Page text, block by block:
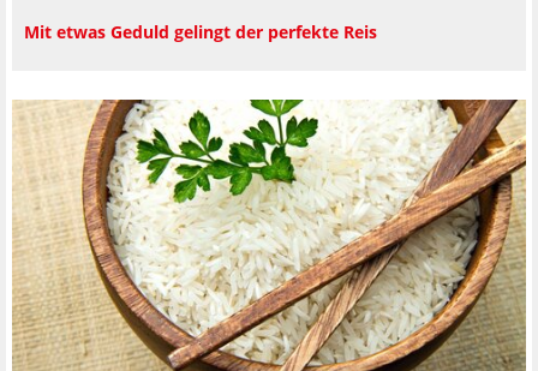
Mit etwas Geduld gelingt der perfekte Reis